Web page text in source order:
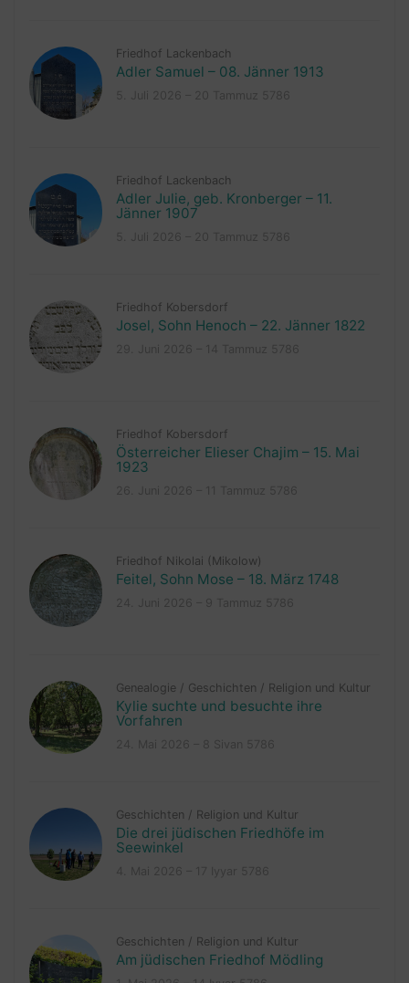
Friedhof Lackenbach
Adler Samuel – 08. Jänner 1913
Friedhof Lackenbach
Adler Julie, geb. Kronberger – 11.
Jänner 1907
Friedhof Kobersdorf
Josel, Sohn Henoch – 22. Jänner 1822
Friedhof Kobersdorf
Österreicher Elieser Chajim – 15. Mai
1923
Friedhof Nikolai (Mikolow)
Feitel, Sohn Mose – 18. März 1748
Genealogie / Geschichten / Religion und Kultur
Kylie suchte und besuchte ihre
Vorfahren
Geschichten / Religion und Kultur
Die drei jüdischen Friedhöfe im
Seewinkel
Geschichten / Religion und Kultur
Am jüdischen Friedhof Mödling